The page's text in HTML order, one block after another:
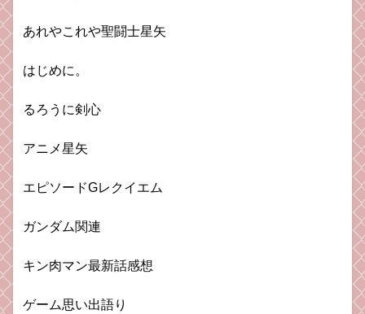
あれやこれや聖闘士星矢
はじめに。
るろうに剣心
アニメ星矢
エピソードGレクイエム
ガンダム関連
キン肉マン最新話感想
ゲーム思い出語り